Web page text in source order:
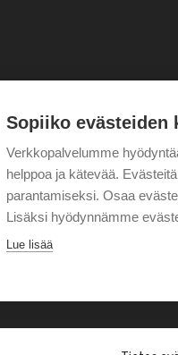
Sopiiko evästeiden
Verkkopalvelumme
helppoa ja kätevää.
parantamiseksi. Osaa
Lisäksi hyödynnämme
Lue lisää